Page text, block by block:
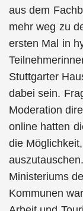
aus dem
mehr weg zu
ersten Mal in
Stuttgarter
dabei sein.
Moderation
online hatten
die
Ministeriums
Kommunen